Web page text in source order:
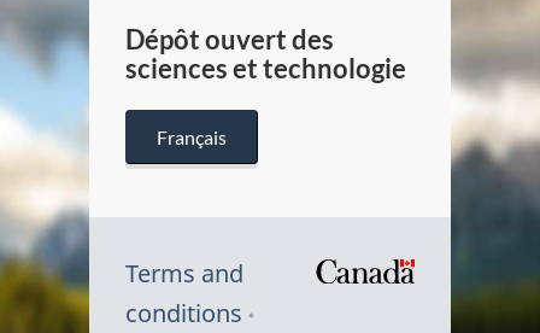
Dépôt ouvert des
sciences et technologie
Français
Terms and
conditions
Symbole